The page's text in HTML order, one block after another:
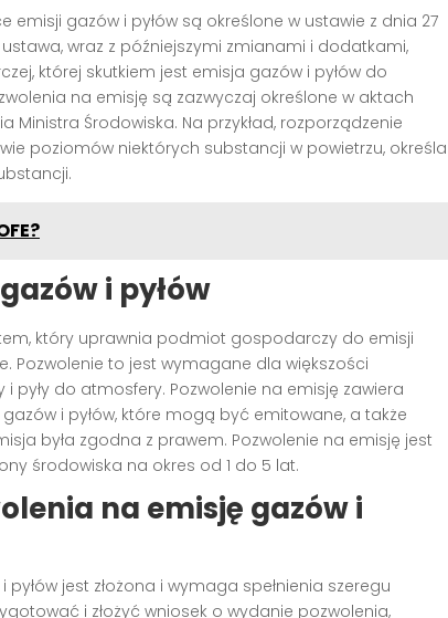
gazów i pyłów są określone w ustawie z dnia 27
wraz z późniejszymi zmianami i dodatkami,
której skutkiem jest emisja gazów i pyłów do
na emisję są zazwyczaj określone w aktach
Środowiska. Na przykład, rozporządzenie
poziomów niektórych substancji w powietrzu, określa
i pyłów
który uprawnia podmiot gospodarczy do emisji
Pozwolenie to jest wymagane dla większości
pyły do atmosfery. Pozwolenie na emisję zawiera
i pyłów, które mogą być emitowane, a także
była zgodna z prawem. Pozwolenie na emisję jest
środowiska na okres od 1 do 5 lat.
na emisję gazów i
jest złożona i wymaga spełnienia szeregu
i złożyć wniosek o wydanie pozwolenia,